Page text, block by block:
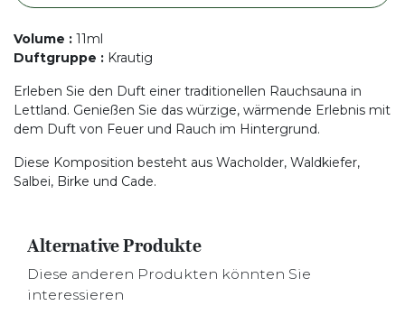
Volume : 11ml
Duftgruppe : Krautig
Erleben Sie den Duft einer traditionellen Rauchsauna in
Lettland. Genießen Sie das würzige, wärmende Erlebnis mit
dem Duft von Feuer und Rauch im Hintergrund.
Diese Komposition besteht aus Wacholder, Waldkiefer,
Salbei, Birke und Cade.
Alternative Produkte
Diese anderen Produkten könnten Sie
interessieren